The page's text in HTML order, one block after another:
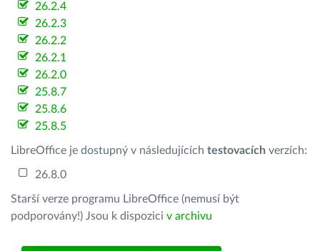
26.2.4
26.2.3
26.2.2
26.2.1
26.2.0
25.8.7
25.8.6
25.8.5
LibreOffice je dostupný v následujících testovacích verzích:
26.8.0
Starší verze programu LibreOffice (nemusí být
podporovány!) Jsou k dispozici v archivu